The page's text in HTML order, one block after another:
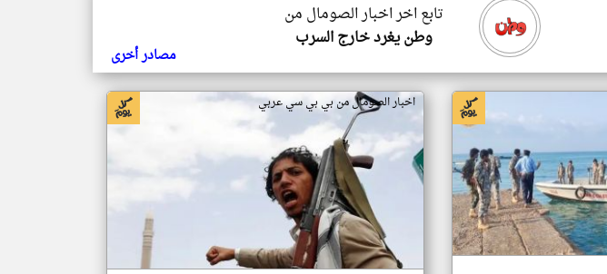
تابع اخر اخبار الصومال من
وطن يغرد خارج السرب
مصادر أخرى
اخبار الصومال من بي بي سي عربي